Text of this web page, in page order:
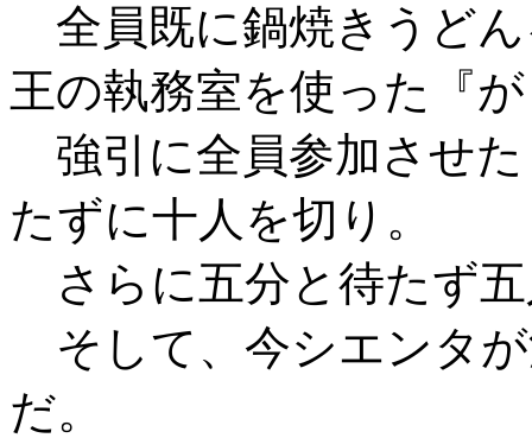
全員既に鍋焼きうど
王の執務室を使った『
強引に全員参加させ
たずに十人を切り。
さらに五分と待たず
そして、今シエンタ
だ。